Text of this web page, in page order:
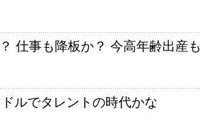
仕事も降板か？ 今高年齢出産
ルでタレントの時代かな